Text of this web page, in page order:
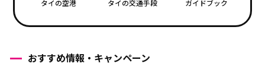
タイの空港 タイの交通手段 ガイドブック
おすすめ情報・キャンペーン